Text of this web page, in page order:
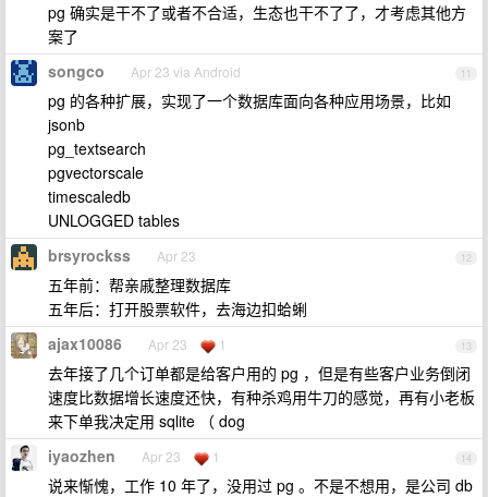
pg 确实是干不了或者不合适，生态也干不了了，才考虑其他方
案了
11
songco Apr 23 via Android
pg 的各种扩展，实现了一个数据库面向各种应用场景，比如
jsonb
pg_textsearch
pgvectorscale
timescaledb
UNLOGGED tables
12
brsyrockss Apr 23
五年前：帮亲戚整理数据库
五年后：打开股票软件，去海边扣蛤蜊
13
ajax10086 Apr 23 1
去年接了几个订单都是给客户用的 pg ，但是有些客户业务倒闭
速度比数据增长速度还快，有种杀鸡用牛刀的感觉，再有小老板
来下单我决定用 sqlite （ dog
14
iyaozhen Apr 23 1
说来惭愧，工作 10 年了，没用过 pg 。不是不想用，是公司 db